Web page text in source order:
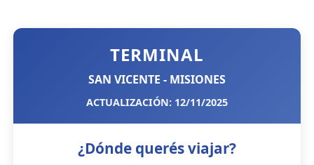
TERMINAL
SAN VICENTE - MISIONES
ACTUALIZACIÓN: 12/11/2025
¿Dónde querés viajar?